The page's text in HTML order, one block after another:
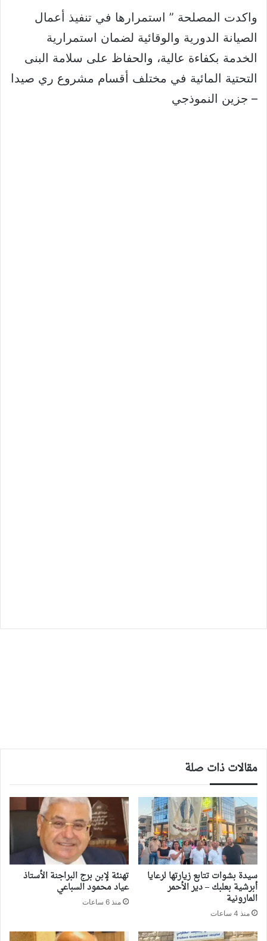
واكدت المصلحة ” استمرارها في تنفيذ أعمال
الصيانة الدورية والوقائية لضمان استمرارية
الخدمة بكفاءة عالية، والحفاظ على سلامة البنى
التحتية المائية في مختلف أقسام مشروع ري صيدا
– جزين النموذجي
مقالات ذات صلة
سيدة بشوات تتابع زيارتها لرعايا
أبرشية بعلبك – دير الأحمر
المارونية
منذ 4 ساعات
تهنئة لإبن برج البراجنة الأستاذ
عياد محمود السباعي
منذ 6 ساعات